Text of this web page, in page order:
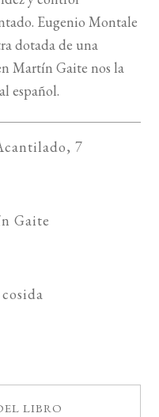
Eugenio Montale
dotada de una
Martín Gaite nos la
español.
, 7
Gaite
LIBRO